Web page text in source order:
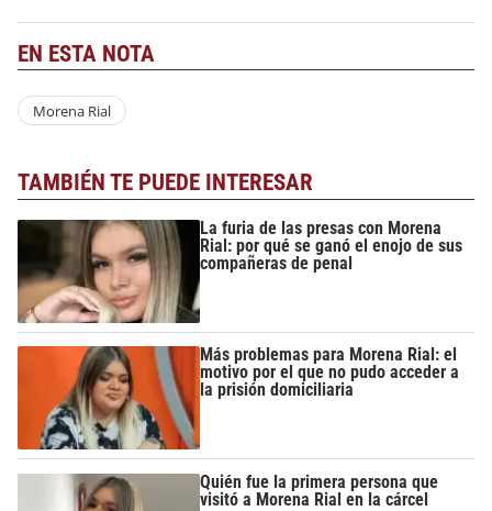
EN ESTA NOTA
Morena Rial
TAMBIÉN TE PUEDE INTERESAR
La furia de las presas con Morena
Rial: por qué se ganó el enojo de sus
compañeras de penal
Más problemas para Morena Rial: el
motivo por el que no pudo acceder a
la prisión domiciliaria
Quién fue la primera persona que
visitó a Morena Rial en la cárcel